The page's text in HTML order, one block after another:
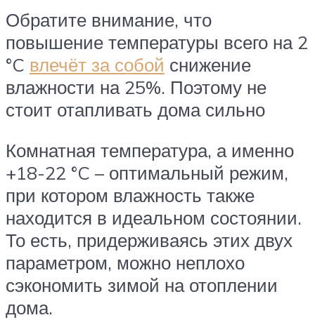
Обратите внимание, что
повышение температуры всего на 2
°C влечёт за собой снижение
влажности на 25%. Поэтому не
стоит отапливать дома сильно
Комнатная температура, а именно
+18-22 °C – оптимальный режим,
при котором влажность также
находится в идеальном состоянии.
То есть, придерживаясь этих двух
параметром, можно неплохо
сэкономить зимой на отоплении
дома.